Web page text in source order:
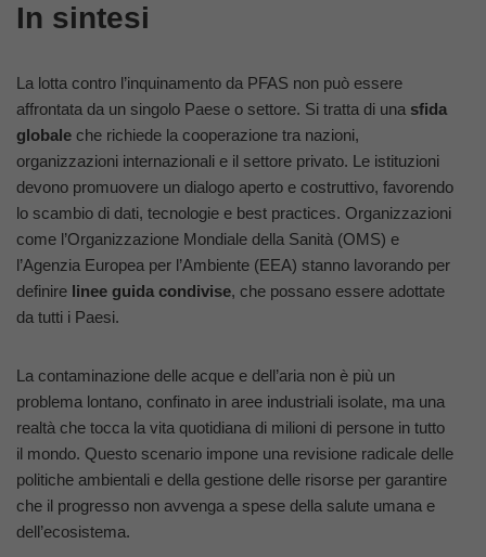
In sintesi
La lotta contro l’inquinamento da PFAS non può essere
affrontata da un singolo Paese o settore. Si tratta di una sfida
globale che richiede la cooperazione tra nazioni,
organizzazioni internazionali e il settore privato. Le istituzioni
devono promuovere un dialogo aperto e costruttivo, favorendo
lo scambio di dati, tecnologie e best practices. Organizzazioni
come l’Organizzazione Mondiale della Sanità (OMS) e
l’Agenzia Europea per l’Ambiente (EEA) stanno lavorando per
definire linee guida condivise, che possano essere adottate
da tutti i Paesi.
La contaminazione delle acque e dell’aria non è più un
problema lontano, confinato in aree industriali isolate, ma una
realtà che tocca la vita quotidiana di milioni di persone in tutto
il mondo. Questo scenario impone una revisione radicale delle
politiche ambientali e della gestione delle risorse per garantire
che il progresso non avvenga a spese della salute umana e
dell’ecosistema.